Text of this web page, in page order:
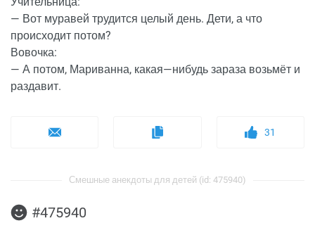
— Вот муравей трудится целый день. Дети, а что
происходит потом?
Вовочка:
— А потом, Мариванна, какая—нибудь зараза возьмёт и
раздавит.
31
Смешные анекдоты для детей (id: 475940)
#475940